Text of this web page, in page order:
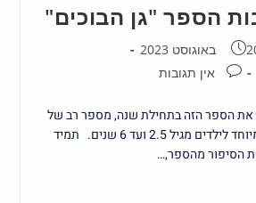
הספר "גן הבוכים"
2023
אין תגובות
את הספר הזה בתחילת שנה, מספר רב של
פעמים. הוא מתאים במיוחד לילדים מגיל 2.5 ועד 6 שנים. תמיד
הסיפור מהספר,…